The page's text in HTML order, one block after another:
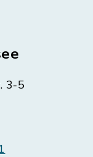
3-5